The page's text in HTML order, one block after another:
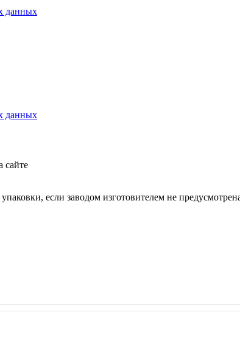
данных
данных
сайте
если заводом изготовителем не